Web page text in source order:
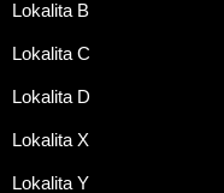
Lokalita B
Lokalita C
Lokalita D
Lokalita X
Lokalita Y